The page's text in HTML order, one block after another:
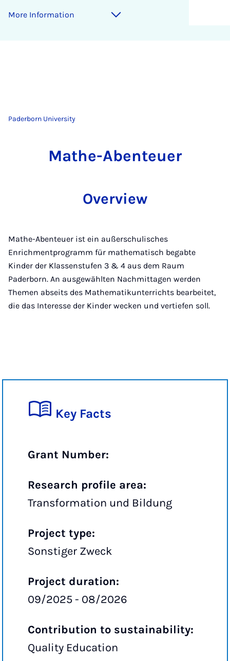
More Information
Paderborn University
Mathe-Abenteuer
Overview
Mathe-Abenteuer ist ein außerschulisches
Enrichmentprogramm für mathematisch begabte
Kinder der Klassenstufen 3 & 4 aus dem Raum
Paderborn. An ausgewählten Nachmittagen werden
Themen abseits des Mathematikunterrichts bearbeitet,
die das Interesse der Kinder wecken und vertiefen soll.
Key Facts
Grant Number:
Research profile area:
Transformation und Bildung
Project type:
Sonstiger Zweck
Project duration:
09/2025 - 08/2026
Contribution to sustainability:
Quality Education